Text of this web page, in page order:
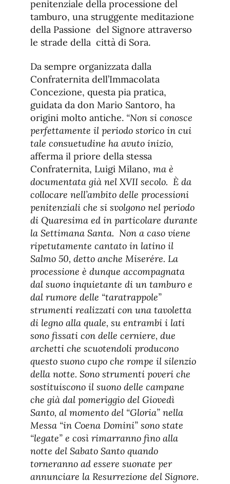
fuente.
penitenziale della processione del
tamburo, una struggente meditazione
della Passione del Signore attraverso
le strade della città di Sora.
Da sempre organizzata dalla
Confraternita dell’Immacolata
Concezione, questa pia pratica,
guidata da don Mario Santoro, ha
origini molto antiche. “Non si conosce
perfettamente il periodo storico in cui
tale consuetudine ha avuto inizio,
afferma il priore della stessa
Confraternita, Luigi Milano, ma è
documentata già nel XVII secolo. È da
collocare nell’ambito delle processioni
penitenziali che si svolgono nel periodo
di Quaresima ed in particolare durante
la Settimana Santa. Non a caso viene
ripetutamente cantato in latino il
Salmo 50, detto anche Miserére. La
processione è dunque accompagnata
dal suono inquietante di un tamburo e
dal rumore delle “taratrappole”
strumenti realizzati con una tavoletta
di legno alla quale, su entrambi i lati
sono fissati con delle cerniere, due
archetti che scuotendoli producono
questo suono cupo che rompe il silenzio
della notte. Sono strumenti poveri che
sostituiscono il suono delle campane
che già dal pomeriggio del Giovedì
Santo, al momento del “Gloria” nella
Messa “in Coena Domini” sono state
“legate” e così rimarranno fino alla
notte del Sabato Santo quando
torneranno ad essere suonate per
annunciare la Resurrezione del Signore.